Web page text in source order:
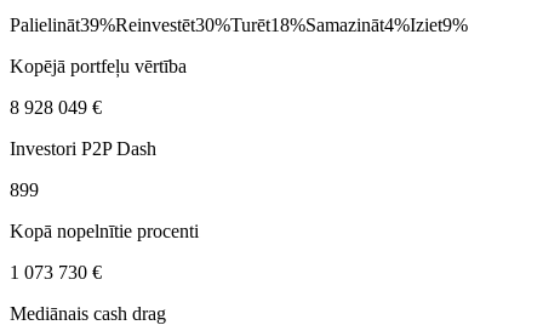
Palielināt39%Reinvestēt30%Turēt18%Samazināt4%Iziet9%
Kopējā portfeļu vērtība
8 928 049 €
Investori P2P Dash
899
Kopā nopelnītie procenti
1 073 730 €
Mediānais cash drag